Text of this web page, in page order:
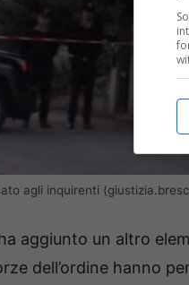
agli inquirenti
aggiunto un altro
dell’ordine hanno